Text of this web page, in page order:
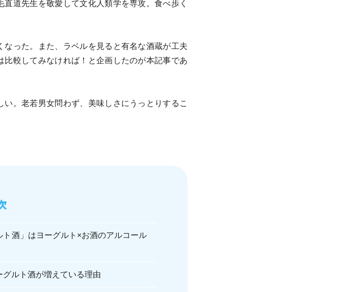
道先生を敬愛して文化人類学を専攻。食べ歩く
った。また、ラベルを見ると有名な酒蔵が工夫
較してみなければ！と企画したのが本記事であ
。老若男女問わず、美味しさにうっとりするこ
酒」はヨーグルト×お酒のアルコール
ルト酒が増えている理由